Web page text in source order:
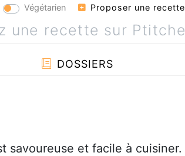
Végétarien Proposer une recette
DOSSIERS
savoureuse et facile à cuisiner.